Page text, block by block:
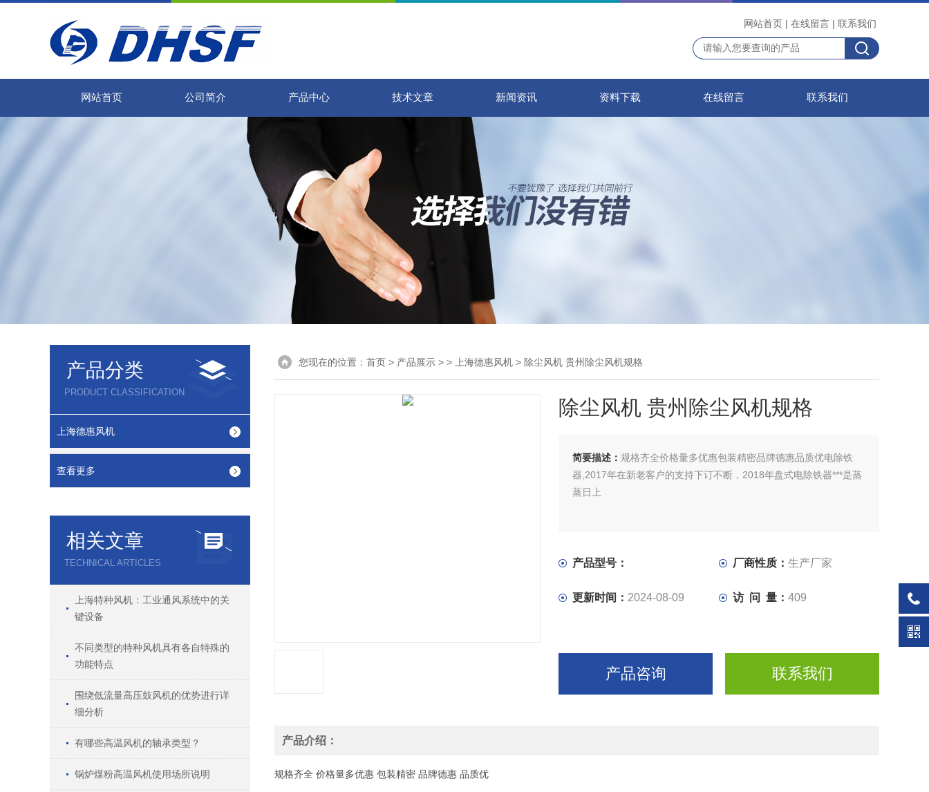
网站首页 | 在线留言 | 联系我们
网站首页 公司简介 产品中心 技术文章 新闻资讯 资料下载 在线留言 联系我们
产品分类
PRODUCT CLASSIFICATION
上海德惠风机
查看更多
相关文章
TECHNICAL ARTICLES
上海特种风机：工业通风系统中的关
键设备
不同类型的特种风机具有各自特殊的
功能特点
围绕低流量高压鼓风机的优势进行详
细分析
有哪些高温风机的轴承类型？
锅炉煤粉高温风机使用场所说明
您现在的位置： 首页 > 产品展示 > > 上海德惠风机 > 除尘风机 贵州除尘风机规格
除尘风机 贵州除尘风机规格
简要描述：规格齐全价格量多优惠包装精密品牌德惠品质优电除铁
器,2017年在新老客户的支持下订不断，2018年盘式电除铁器***是蒸
蒸日上
产品型号： 厂商性质：生产厂家
更新时间： 2024-08-09 访 问 量：409
产品咨询 联系我们
产品介绍：
规格齐全 价格量多优惠 包装精密 品牌德惠 品质优